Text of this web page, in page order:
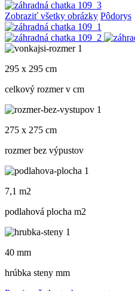
Zobraziť všetky obrázky Pôdorys
295 x 295 cm
celkový rozmer v cm
275 x 275 cm
rozmer bez výpustov
7,1 m2
podlahová plocha m2
40 mm
hrúbka steny mm